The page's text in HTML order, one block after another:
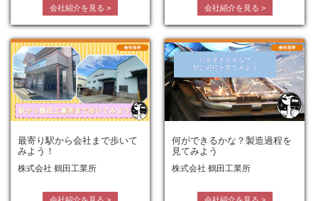
会社紹介を見る > 会社紹介を見る >
最寄り駅から会社まで歩いて
みよう！
株式会社 鶴田工業所
会社紹介を見る >
何ができるかな？製造過程を
見てみよう
株式会社 鶴田工業所
会社紹介を見る >